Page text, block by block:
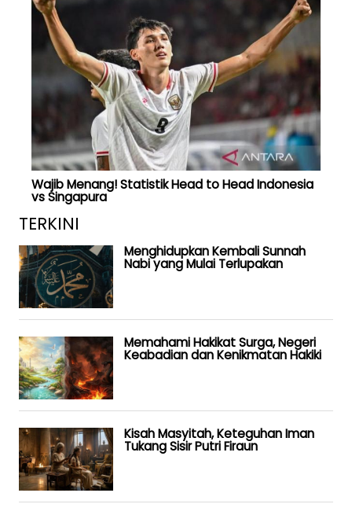
Wajib Menang! Statistik Head to Head Indonesia
vs Singapura
TERKINI
Menghidupkan Kembali Sunnah
Nabi yang Mulai Terlupakan
Memahami Hakikat Surga, Negeri
Keabadian dan Kenikmatan Hakiki
Kisah Masyitah, Keteguhan Iman
Tukang Sisir Putri Firaun